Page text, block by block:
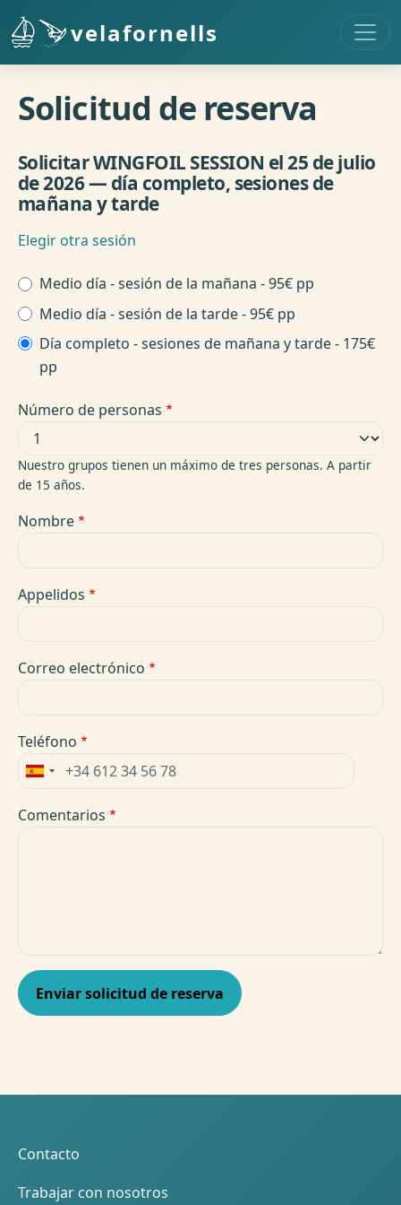
velafornells
Solicitud de reserva
Solicitar WINGFOIL SESSION el 25 de julio
de 2026 — día completo, sesiones de
mañana y tarde
Elegir otra sesión
Hora de sesión
Medio día - sesión de la mañana - 95€ pp
Medio día - sesión de la tarde - 95€ pp
Día completo - sesiones de mañana y tarde - 175€
pp
Número de personas
Nuestro grupos tienen un máximo de tres personas. A partir
de 15 años.
Nombre
Appelidos
Correo electrónico
Teléfono
Comentarios
Contacto
Trabajar con nosotros